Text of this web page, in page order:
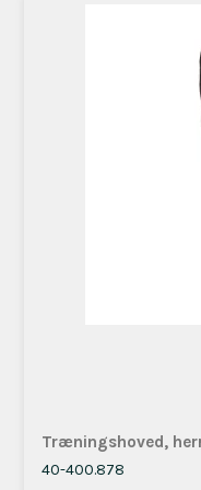
Træningshoved,
40-400.878